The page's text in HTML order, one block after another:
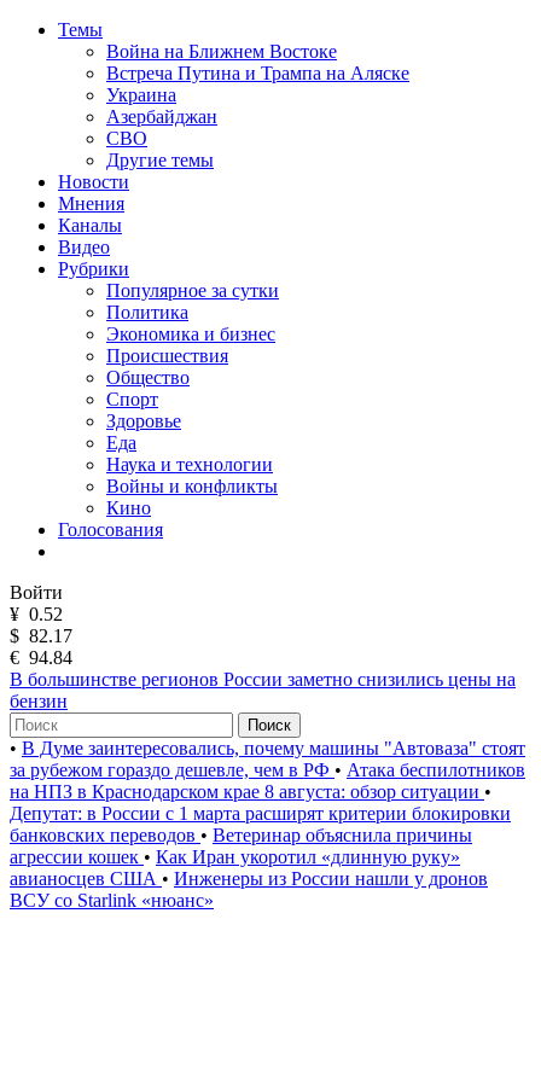
Темы
Война на Ближнем Востоке
Встреча Путина и Трампа на Аляске
Украина
Азербайджан
СВО
Другие темы
Новости
Мнения
Каналы
Видео
Рубрики
Популярное за сутки
Политика
Экономика и бизнес
Происшествия
Общество
Спорт
Здоровье
Еда
Наука и технологии
Войны и конфликты
Кино
Голосования
Войти
¥ 0.52
$ 82.17
€ 94.84
В большинстве регионов России заметно снизились цены на
бензин
Поиск
• В Думе заинтересовались, почему машины "Автоваза" стоят
за рубежом гораздо дешевле, чем в РФ • Атака беспилотников
на НПЗ в Краснодарском крае 8 августа: обзор ситуации •
Депутат: в России с 1 марта расширят критерии блокировки
банковских переводов • Ветеринар объяснила причины
агрессии кошек • Как Иран укоротил «длинную руку»
авианосцев США • Инженеры из России нашли у дронов
ВСУ со Starlink «нюанс»